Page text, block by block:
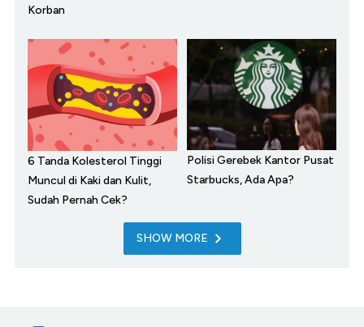
Korban
6 Tanda Kolesterol Tinggi
Muncul di Kaki dan Kulit,
Sudah Pernah Cek?
Polisi Gerebek Kantor Pusat
Starbucks, Ada Apa?
SHOW MORE